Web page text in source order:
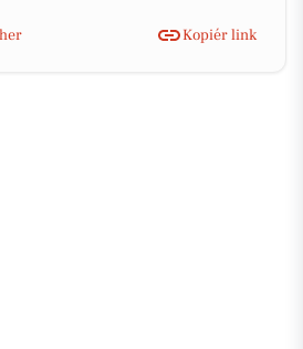
Kopiér link